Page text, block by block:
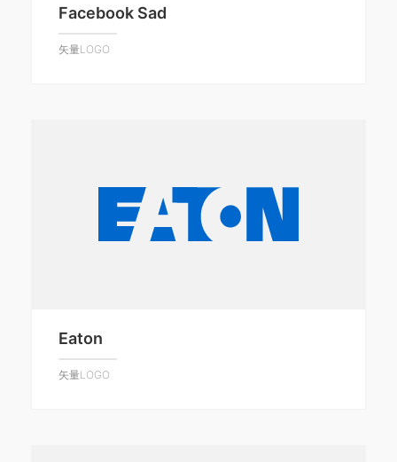
Facebook Sad
矢量LOGO
Eaton
矢量LOGO